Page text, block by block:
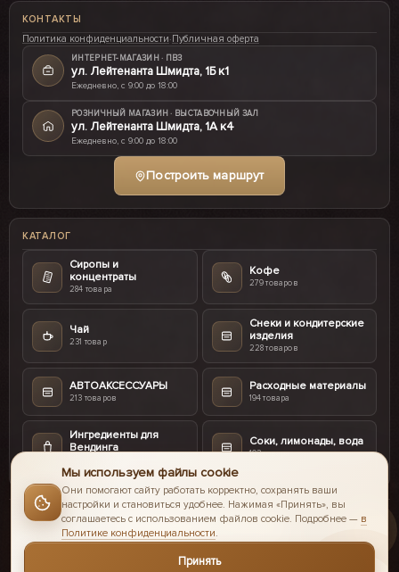
КОНТАКТЫ
Политика конфиденциальности·Публичная оферта
ИНТЕРНЕТ-МАГАЗИН · ПВЗ
ул. Лейтенанта Шмидта, 1Б к1
Ежедневно, с 9:00 до 18:00
РОЗНИЧНЫЙ МАГАЗИН · ВЫСТАВОЧНЫЙ ЗАЛ
ул. Лейтенанта Шмидта, 1А к4
Ежедневно, с 9:00 до 18:00
Построить маршрут
КАТАЛОГ
Сиропы и
концентраты
284 товара
Кофе
279 товаров
Чай
231 товар
Снеки и кондитерские
изделия
228 товаров
АВТОАКСЕССУАРЫ
213 товаров
Расходные материалы
194 товара
Ингредиенты для
Вендинга
Соки, лимонады, вода
103 товара
© 2016-2026 II Coffee интернет-магазин.
Мы используем файлы cookie
Они помогают сайту работать корректно, сохранять ваши
настройки и становиться удобнее. Нажимая «Принять», вы
соглашаетесь с использованием файлов cookie. Подробнее — в
Политике конфиденциальности.
Принять